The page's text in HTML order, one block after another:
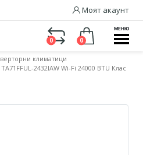
Моят акаунт
0 0
МЕНЮ
климатици
2432IAW Wi-Fi 24000 BTU Клас